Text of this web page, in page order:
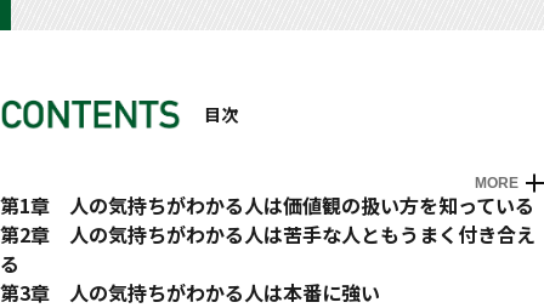
目次
MORE
はじめに
第1章 人の気持ちがわかる人は価値観の扱い方を知っている
あなたが大切にしている価値観は何ですか？
視点をズラすとムリなく共感できる
共感は苦手意識を薄めてくれる
第2章 人の気持ちがわかる人は苦手な人ともうまく付き合え
る
良い点を探そうという視点が、あなたのストレスを減らす
第3章 人の気持ちがわかる人は本番に強い